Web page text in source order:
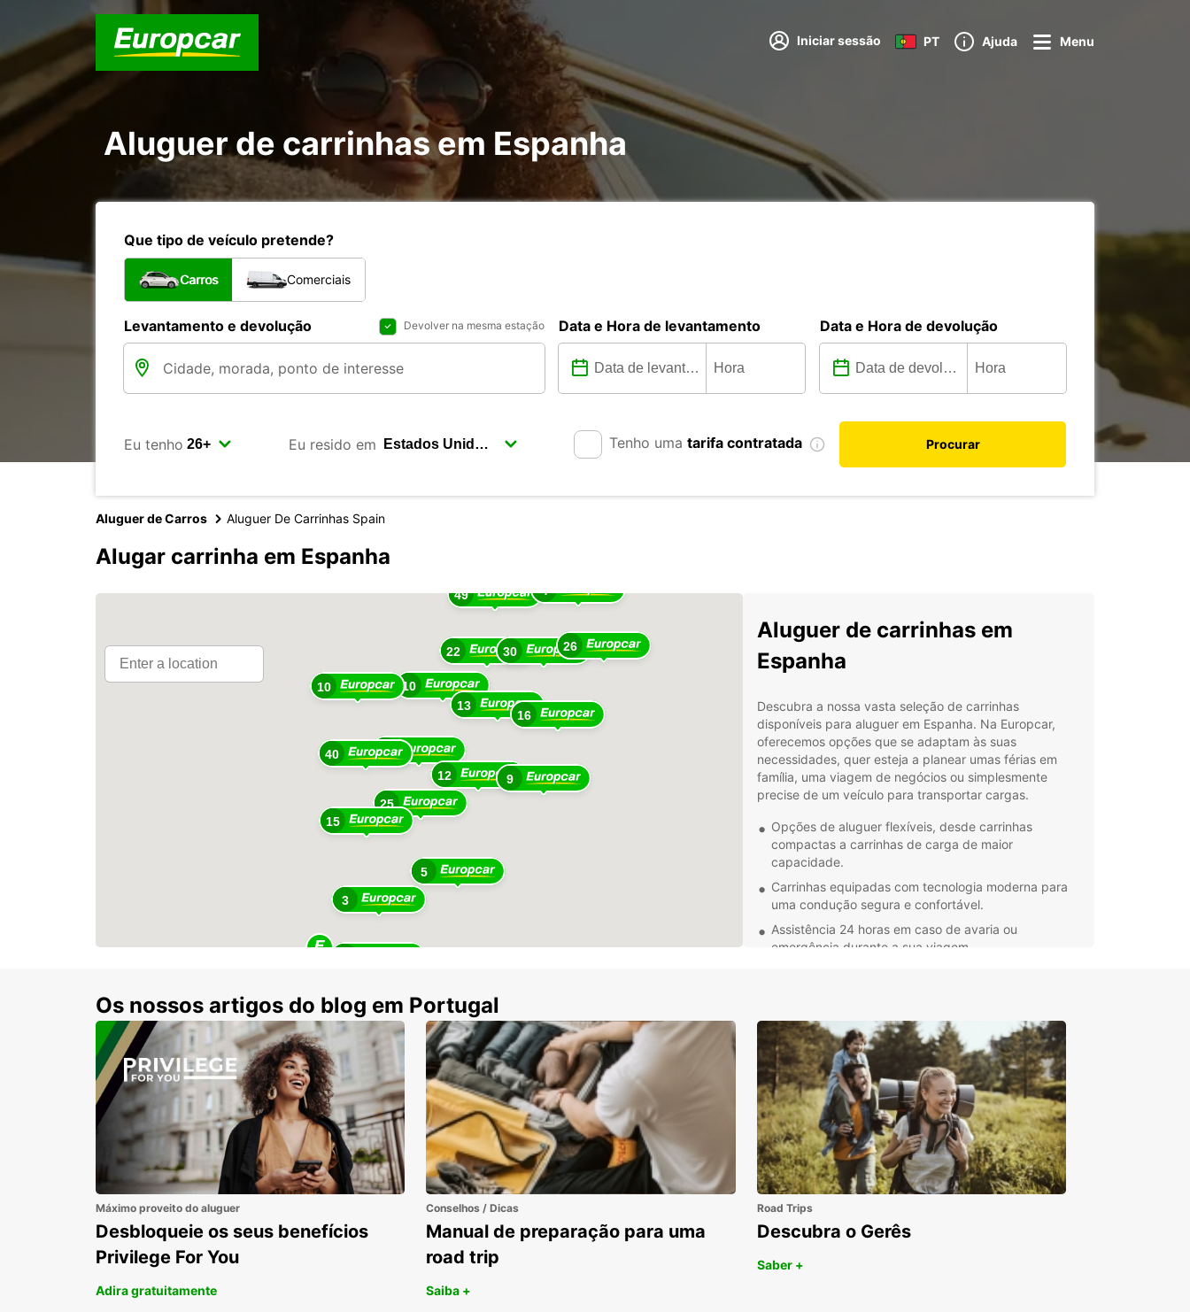
Iniciar sessão PT Ajuda Menu
Aluguer de carrinhas em Espanha
Que tipo de veículo pretende?
Carros Comerciais
Levantamento e devolução Devolver na mesma estação Data e Hora de levantamento Data e Hora de devolução
Eu tenho Eu resido em Tenho uma tarifa contratada Procurar
Aluguer de Carros Aluguer De Carrinhas Spain
Alugar carrinha em Espanha
23
25
40
12
15
10
13
10
5
9
22
3
16
30
49
26
4
Aluguer de carrinhas em
Espanha
Descubra a nossa vasta seleção de carrinhas
disponíveis para aluguer em Espanha. Na Europcar,
oferecemos opções que se adaptam às suas
necessidades, quer esteja a planear umas férias em
família, uma viagem de negócios ou simplesmente
precise de um veículo para transportar cargas.
Opções de aluguer flexíveis, desde carrinhas
compactas a carrinhas de carga de maior
capacidade.
Carrinhas equipadas com tecnologia moderna para
uma condução segura e confortável.
Assistência 24 horas em caso de avaria ou
emergência durante a sua viagem.
desfrute da liberdade de explorar este belo país no seu
próprio ritmo. Reserve agora e garanta a sua
mobilidade durante a sua estadia.
Os nossos artigos do blog em Portugal
Máximo proveito do aluguer
Desbloqueie os seus benefícios
Privilege For You
Adira gratuitamente
Conselhos / Dicas
Manual de preparação para uma
road trip
Saiba +
Road Trips
Descubra o Gerês
Saber +